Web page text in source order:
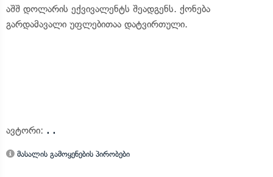
აშშ დოლარის ექვივალენტს შეადგენს. ქონება
გარდამავალი უფლებითაა დატვირთული.
ავტორი: . .
მასალის გამოყენების პირობები